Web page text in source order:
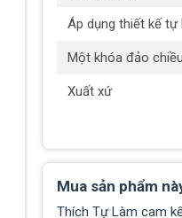
Áp dụng thiết kế tự
Một khóa đảo chiều
Xuất xứ
Mua sản phẩm
Thích Tự Làm cam